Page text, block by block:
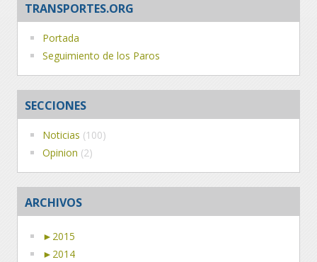
TRANSPORTES.ORG
Portada
Seguimiento de los Paros
SECCIONES
Noticias (100)
Opinion (2)
ARCHIVOS
► 2015
► 2014